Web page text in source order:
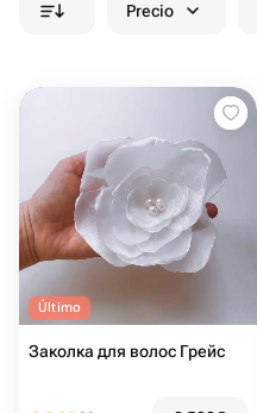
Precio
Último
Заколка для волос Грейс